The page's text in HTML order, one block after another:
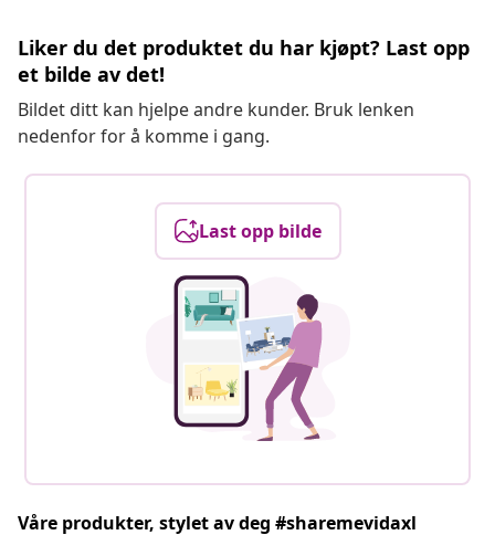
Liker du det produktet du har kjøpt? Last opp
et bilde av det!
Bildet ditt kan hjelpe andre kunder. Bruk lenken
nedenfor for å komme i gang.
Last opp bilde
Våre produkter, stylet av deg #sharemevidaxl